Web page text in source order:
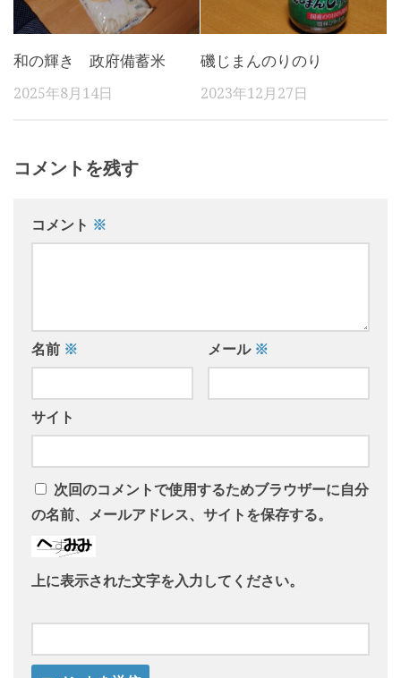
和の輝き 政府備蓄米
2025年8月14日
磯じまんのりのり
2023年12月27日
コメントを残す
コメント ※
名前 ※ メール ※
サイト
次回のコメントで使用するためブラウザーに自分
の名前、メールアドレス、サイトを保存する。
上に表示された文字を入力してください。